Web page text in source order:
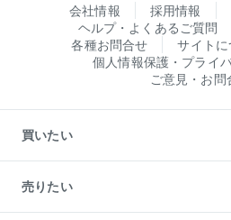
会社情報 採用情報
ヘルプ・よくあるご質問
各種お問合せ
サイト
個人情報保護・プライ
ご意見・お問
買いたい
新築・分譲マンションの購入
中古マンションの購入
一戸建ての購入
売りたい